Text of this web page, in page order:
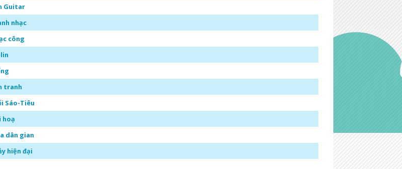
Guitar
nhạc
công
tranh
Sáo-Tiêu
hoạ
dân gian
hiện đại